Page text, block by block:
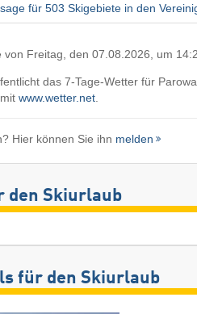
für 503 Skigebiete in den
von Freitag, den 07.08.2026, um
das 7-Tage-Wetter für
www.wetter.net.
Hier können Sie ihn melden
den Skiurlaub
für den Skiurlaub